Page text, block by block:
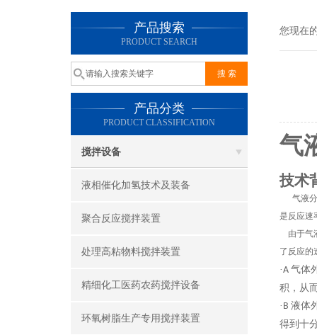
产品搜索
PRODUCT SEARCH
产品分类
PRODUCT CLASSIFICATION
搅拌设备
液相催化加氢技术及装备
聚合反应搅拌装置
处理高粘物料搅拌装置
精细化工医药农药搅拌设备
环氧树脂生产专用搅拌装置
您现在
气
技术
气液
是反应速
由于气
了反应的
·A 气体
积，从
· B 液体
得到十